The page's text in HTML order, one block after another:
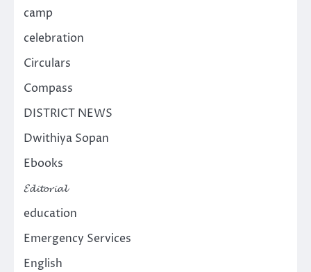
camp
celebration
Circulars
Compass
DISTRICT NEWS
Dwithiya Sopan
Ebooks
𝓔𝓭𝓲𝓽𝓸𝓻𝓲𝓪𝓵
education
Emergency Services
English